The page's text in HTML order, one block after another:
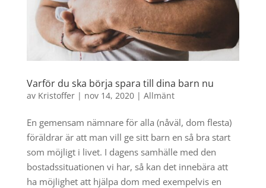
Varför du ska börja spara till dina barn nu
av Kristoffer| nov 14, 2020| Allmänt
En gemensam nämnare för alla (nåväl, dom flesta)
föräldrar är att man vill ge sitt barn en så bra start
som möjligt i livet. I dagens samhälle med den
bostadssituationen vi har, så kan det innebära att
ha möjlighet att hjälpa dom med exempelvis en